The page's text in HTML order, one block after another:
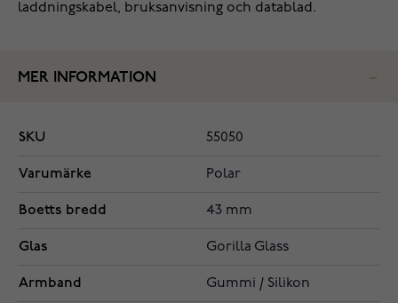
laddningskabel, bruksanvisning och datablad.
MER INFORMATION
SKU 55050
Varumärke Polar
Boetts bredd 43 mm
Glas Gorilla Glass
Armband Gummi / Silikon